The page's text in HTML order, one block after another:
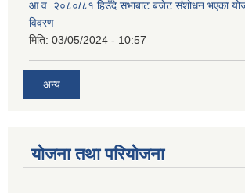
आ.व. २०८०/८१ हिउँदे सभाबाट बजेट संशोधन भएका
विवरण
मिति: 03/05/2024 - 10:57
अन्य
योजना तथा परियोजना